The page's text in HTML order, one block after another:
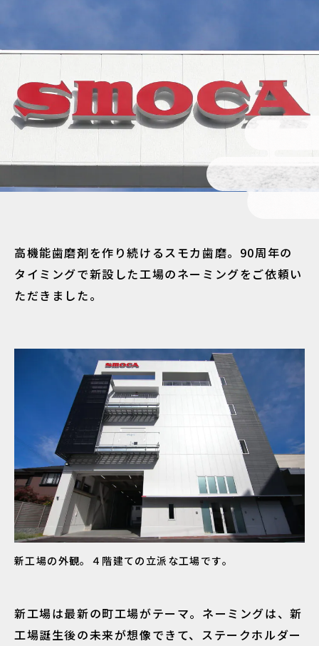
高機能歯磨剤を作り続けるスモカ歯磨。90周年の
タイミングで新設した工場のネーミングをご依頼い
ただきました。
新工場の外観。４階建ての立派な工場です。
新工場は最新の町工場がテーマ。ネーミングは、新
工場誕生後の未来が想像できて、ステークホルダー